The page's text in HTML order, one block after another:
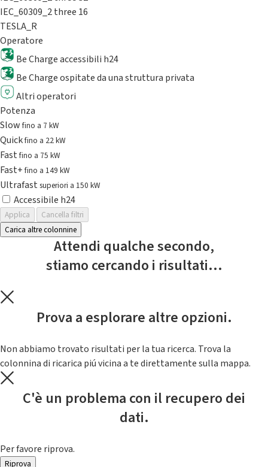
IEC_60309_2 three 16
TESLA_R
Operatore
Be Charge accessibili h24
Be Charge ospitate da una struttura privata
Altri operatori
Potenza
Slowfino a 7 kW
Quickfino a 22 kW
Fastfino a 75 kW
Fast+fino a 149 kW
Ultrafast superiori a 150 kW
Accessibile h24
Applica
Cancella filtri
Carica altre colonnine
Attendi qualche secondo,
stiamo cercando i risultati...
Prova a esplorare altre opzioni.
Non abbiamo trovato risultati per la tua ricerca. Trova la
colonnina di ricarica piú vicina a te direttamente sulla mappa.
C'è un problema con il recupero dei
dati.
Per favore riprova.
Riprova